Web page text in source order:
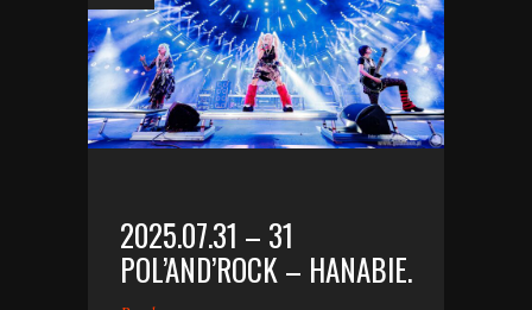
2025.07.31 – 31
POL’AND’ROCK – HANABIE.